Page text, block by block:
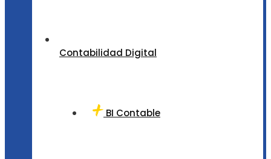
Contabilidad Digital
BI Contable